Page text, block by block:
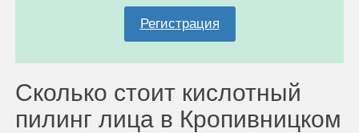
Регистрация
Сколько стоит кислотный
пилинг лица в Кропивницком